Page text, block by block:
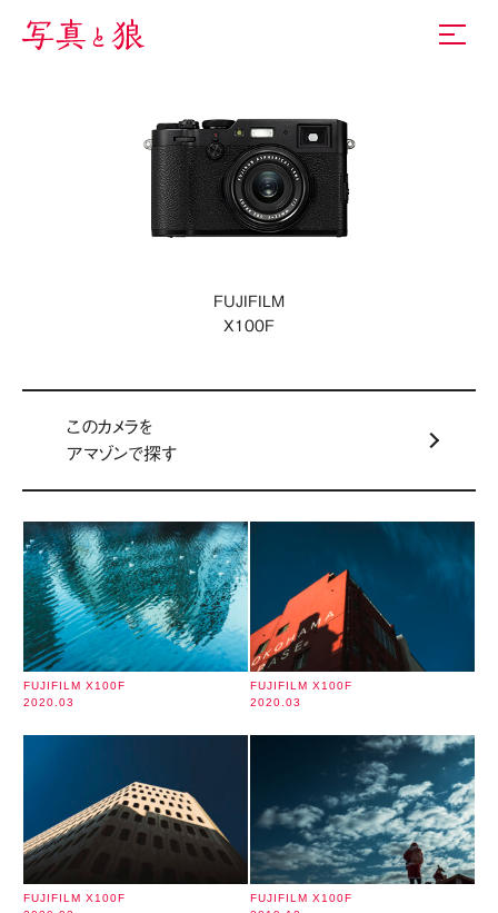
FUJIFILM
X100F
このカメラを
アマゾンで探す
FUJIFILM X100F
2020.03
FUJIFILM X100F
2020.03
FUJIFILM X100F
FUJIFILM X100F